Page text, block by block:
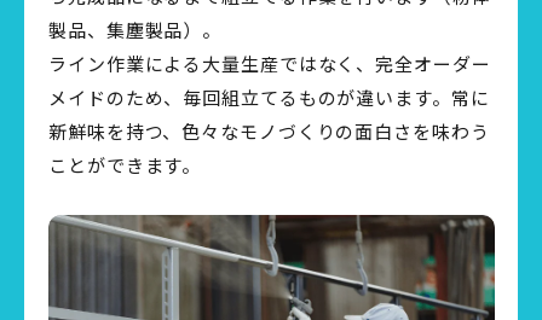
製品、集塵製品）。
ライン作業による大量生産ではなく、完全オーダー
メイドのため、毎回組立てるものが違います。常に
新鮮味を持つ、色々なモノづくりの面白さを味わう
ことができます。